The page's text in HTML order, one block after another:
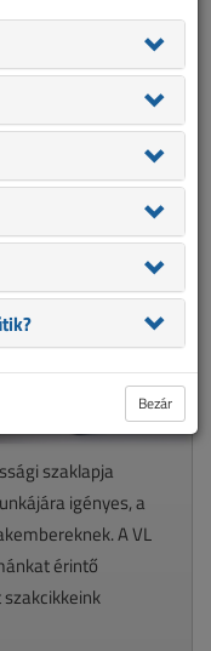
szaklapja
igényes, a
A VL
érintő
Bezár